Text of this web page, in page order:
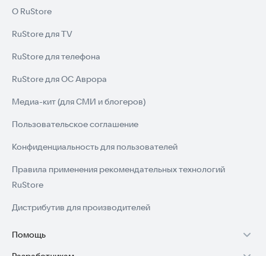
О RuStore
RuStore для TV
RuStore для телефона
RuStore для ОС Аврора
Медиа-кит (для СМИ и блогеров)
Пользовательское соглашение
Конфиденциальность для пользователей
Правила применения рекомендательных технологий
RuStore
Дистрибутив для производителей
Помощь